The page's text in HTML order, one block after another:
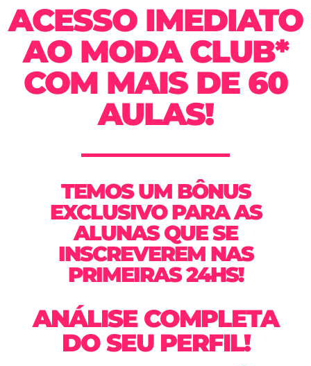
ACESSO IMEDIATO
AO MODA CLUB*
COM MAIS DE 60
AULAS!
TEMOS UM BÔNUS
EXCLUSIVO PARA AS
ALUNAS QUE SE
INSCREVEREM NAS
PRIMEIRAS 24HS!
ANÁLISE COMPLETA
DO SEU PERFIL!